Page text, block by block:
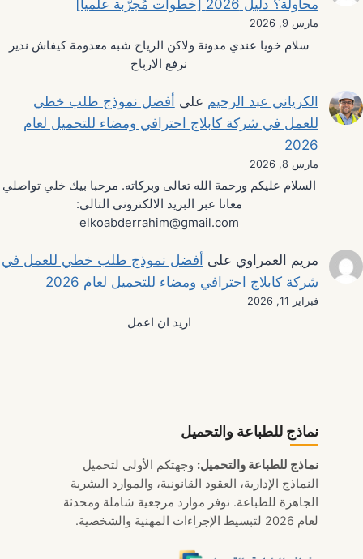
محاولة؟ دليل 2026 [خطوات مُجرَّبة علمياً]
مارس 9, 2026
سلام خويا عندي مدونة ولاكن الرياح شبه معدومة كيفاش ندير
نرفع الارباح
الكرياني عبد الرحيم على أفضل نموذج طلب خطي
للعمل في شركة كابلاج احترافي ومضاء للتحميل لعام
2026
مارس 8, 2026
السلام عليكم ورحمة الله تعالى وبركاته. مرحبا بيك خلي تواصلي
معانا عبر البريد الالكتروني التالي:
elkoabderrahim@gmail.com
مريم العمراوي على أفضل نموذج طلب خطي للعمل في
شركة كابلاج احترافي ومضاء للتحميل لعام 2026
فبراير 11, 2026
اريد ان اعمل
نماذج للطباعة والتحميل
نماذج للطباعة والتحميل: وجهتكم الأولى لتحميل
النماذج الإدارية، العقود القانونية، والموارد البشرية
الجاهزة للطباعة. نوفر موارد مرجعية شاملة ومحدثة
لعام 2026 لتبسيط الإجراءات المهنية والشخصية.